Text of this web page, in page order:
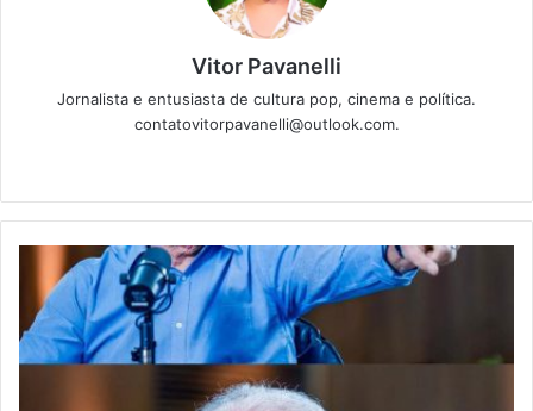
Vitor Pavanelli
Jornalista e entusiasta de cultura pop, cinema e política.
contatovitorpavanelli@outlook.com.